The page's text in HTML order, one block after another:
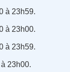
à 23h59.
à 23h00.
à 23h59.
23h00.